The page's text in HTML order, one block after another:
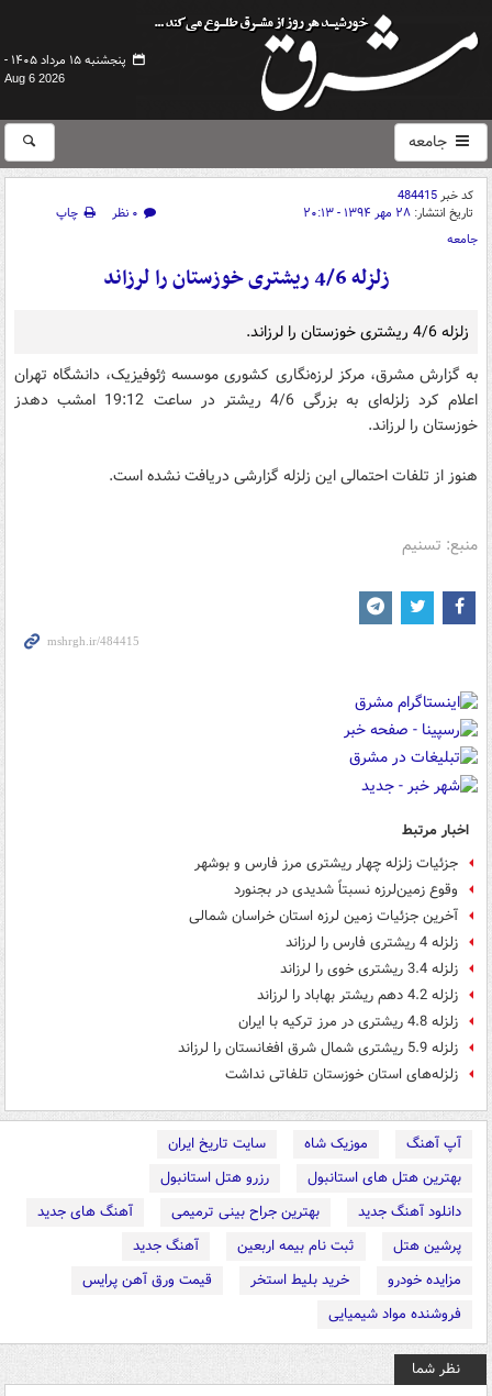
پنجشنبه ۱۵ مرداد ۱۴۰۵ -
Aug 6 2026
جامعه
کد خبر484415
تاریخ انتشار: ۲۸ مهر ۱۳۹۴ - ۲۰:۱۳ ۰ نظر
چاپ
جامعه
زلزله 4/6 ریشتری خوزستان را لرزاند
زلزله 4/6 ریشتری خوزستان را لرزاند.
به گزارش مشرق، مرکز لرزه‌نگاری کشوری موسسه ژئوفیزیک، دانشگاه تهران
اعلام کرد زلزله‌ای به بزرگی 4/6 ریشتر در ساعت 19:12 امشب دهدز
خوزستان را لرزاند.
هنوز از تلفات احتمالی این زلزله گزارشی دریافت نشده است.
منبع: تسنیم
اخبار مرتبط
جزئیات زلزله چهار ریشتری مرز فارس و بوشهر
وقوع زمین‌لرزه نسبتاً شدیدی در بجنورد
آخرین جزئیات زمین لرزه استان خراسان شمالی
زلزله 4 ریشتری فارس را لرزاند
زلزله 3.4 ریشتری خوی را لرزاند
زلزله‌ 4.2 دهم ریشتر بهاباد را لرزاند
زلزله 4.8 ریشتری در مرز ترکیه با ایران
زلزله 5.9 ریشتری شمال شرق افغانستان را لرزاند
زلزله‌های استان خوزستان تلفاتی نداشت
آپ آهنگ موزیک شاه
سایت تاریخ ایران
بهترین هتل های استانبول
رزرو هتل استانبول
دانلود آهنگ جدید
بهترین جراح بینی ترمیمی
آهنگ های جدید
پرشین هتل
ثبت نام بیمه اربعین
آهنگ جدید
مزایده خودرو
خرید بلیط استخر
قیمت ورق آهن پرایس
فروشنده مواد شیمیایی
نظر شما